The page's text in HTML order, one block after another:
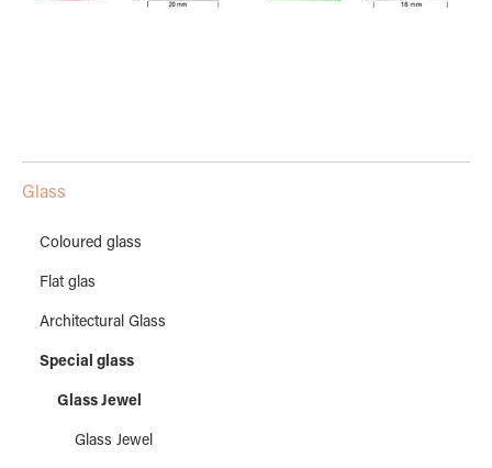
Glass
Coloured glass
Flat glas
Architectural Glass
Special glass
Glass Jewel
Glass Jewel